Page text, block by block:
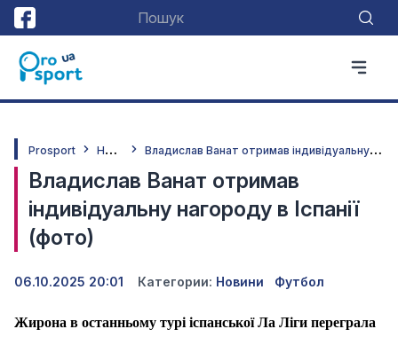
Prosport Н
овини В
ладислав Ванат отримав індивідуальну нагороду в Іспанії (фото)
Владислав Ванат отримав
індивідуальну нагороду в Іспанії
(фото)
06.10.2025 20:01 Категории: Новини Футбол
Жирона в останньому турі іспанської Ла Ліги переграла